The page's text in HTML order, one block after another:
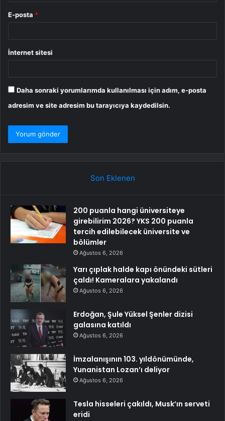
E-posta *
İnternet sitesi
Daha sonraki yorumlarımda kullanılması için adım, e-posta
adresim ve site adresim bu tarayıcıya kaydedilsin.
Son Eklenen
200 puanla hangi üniversiteye
girebilirim 2026? YKS 200 puanla
tercih edilebilecek üniversite ve
bölümler
Ağustos 6, 2026
Yarı çıplak halde kapı önündeki sütleri
çaldı! Kameralara yakalandı
Ağustos 6, 2026
Erdoğan, Şule Yüksel Şenler dizisi
galasına katıldı
Ağustos 6, 2026
İmzalanışının 103. yıldönümünde,
Yunanistan Lozan’ı deliyor
Ağustos 6, 2026
Tesla hisseleri çakıldı, Musk’ın serveti
eridi